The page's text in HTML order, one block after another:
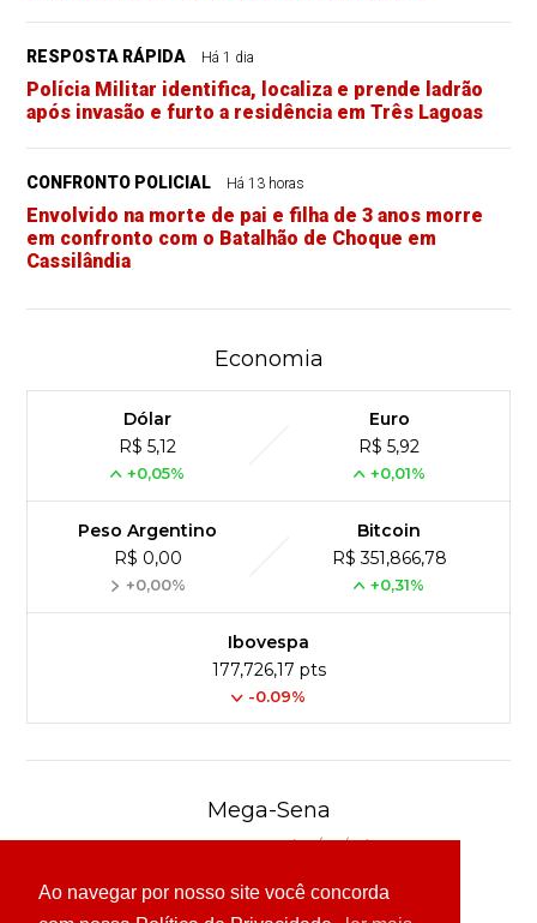
Ao navegar por nosso site você concorda
RESPOSTA RÁPIDA Há 1 dia
Polícia Militar identifica, localiza e prende ladrão
após invasão e furto a residência em Três Lagoas
CONFRONTO POLICIAL Há 13 horas
Envolvido na morte de pai e filha de 3 anos morre
em confronto com o Batalhão de Choque em
Cassilândia
Economia
Dólar
R$ 5,12
+0,05%
Euro
R$ 5,92
+0,01%
Peso Argentino
R$ 0,00
+0,00%
Bitcoin
R$ 351,866,78
+0,31%
Ibovespa
177,726,17 pts
-0.09%
Mega-Sena
Concurso 3040 (04/08/26)
03 16 24 30 49